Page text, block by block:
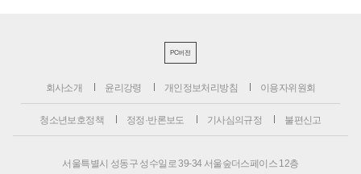
PC버전
회사소개 윤리강령 개인정보처리방침 이용자위원회
청소년보호정책 정정·반론보도 기사심의규정 불편신고
서울특별시 성동구 성수일로 39-34 서울숲더스페이스 12층